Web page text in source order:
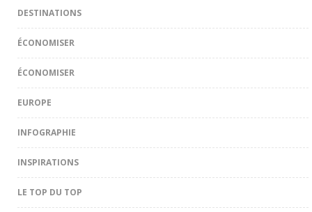
DESTINATIONS
ÉCONOMISER
ÉCONOMISER
EUROPE
INFOGRAPHIE
INSPIRATIONS
LE TOP DU TOP